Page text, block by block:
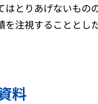
はとりあげないもの
を注視することとした
料